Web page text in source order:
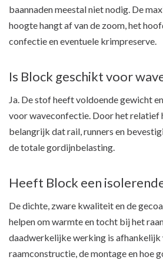
baannaden meestal niet nodig. De
hoogte hangt af van de zoom, het
confectie en eventuele krimpreserve.
Is Block geschikt voor
Ja. De stof heeft voldoende gewicht
voor waveconfectie. Door het relatief
belangrijk dat rail, runners en
de totale gordijnbelasting.
Heeft Block een
De dichte, zware kwaliteit en de
helpen om warmte en tocht bij het
daadwerkelijke werking is afhankelijk
raamconstructie, de montage en hoe